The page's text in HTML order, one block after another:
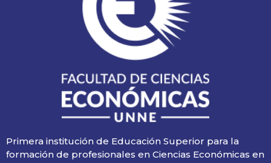
Primera institución de Educación Superior para la
formación de profesionales en Ciencias Económicas en